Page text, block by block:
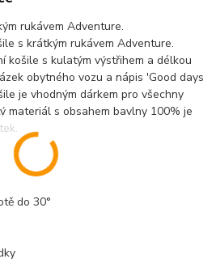
rukávem Adventure.
s krátkým rukávem Adventure.
košile s kulatým výstřihem a délkou
obytného vozu a nápis 'Good days
je vhodným dárkem pro všechny
materiál s obsahem bavlny 100% je
do 30°